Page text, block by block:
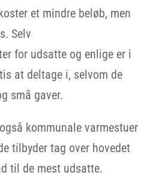
et mindre beløb, men
Selv
for udsatte og enlige er i
at deltage i, selvom de
små gaver.
kommunale varmestuer
tilbyder tag over hovedet
til de mest udsatte.